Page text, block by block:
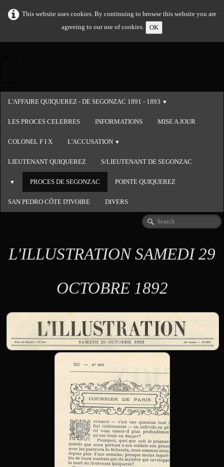
This website uses cookies. By continuing to browse this website you are
agreeing to our use of cookies.
OK
L'AFFAIRE QUIQUEREZ - DE SEGONZAC 1891 - 1893 ▼
LES PROCES CELEBRES INFORMATIONS MISE A JOUR
COLONEL F I X L'ACCUSATION ▼
LIEUTENANT QUIQUEREZ S/LIEUTENANT DE SEGONZAC
▼ PROCES DE SEGONZAC POINTE QUIQUEREZ
SAN PEDRO CÔTE D'IVOIRE DIVERS
L'ILLUSTRATION SAMEDI 29
OCTOBRE 1892